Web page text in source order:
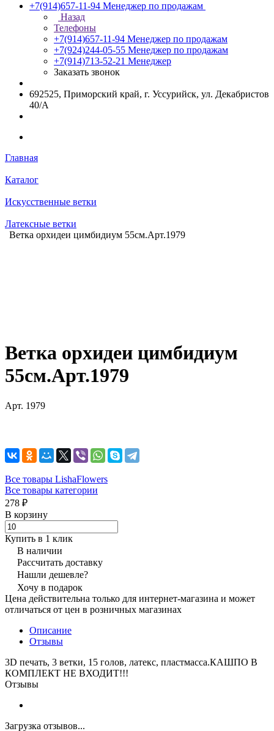
+7(914)657-11-94 Менеджер по продажам
Назад
Телефоны
+7(914)657-11-94 Менеджер по продажам
+7(924)244-05-55 Менеджер по продажам
+7(914)713-52-21 Менеджер
Заказать звонок
692525, Приморский край, г. Уссурийск, ул. Декабристов
40/А
Главная
Каталог
Искусственные ветки
Латексные ветки
Ветка орхидеи цимбидиум 55см.Арт.1979
Ветка орхидеи цимбидиум
55см.Арт.1979
Арт. 1979
Все товары LishaFlowers
Все товары категории
278 ₽
В корзину
Купить в 1 клик
В наличии
Рассчитать доставку
Нашли дешевле?
Хочу в подарок
Цена действительна только для интернет-магазина и может
отличаться от цен в розничных магазинах
Описание
Отзывы
3D печать, 3 ветки, 15 голов, латекс, пластмасса.КАШПО В
КОМПЛЕКТ НЕ ВХОДИТ!!!
Отзывы
Загрузка отзывов...